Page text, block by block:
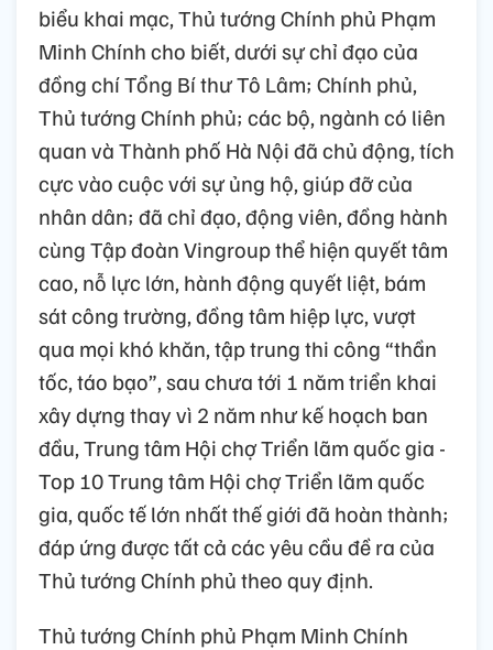
biểu khai mạc, Thủ tướng Chính phủ Phạm
Minh Chính cho biết, dưới sự chỉ đạo của
đồng chí Tổng Bí thư Tô Lâm; Chính phủ,
Thủ tướng Chính phủ; các bộ, ngành có liên
quan và Thành phố Hà Nội đã chủ động, tích
cực vào cuộc với sự ủng hộ, giúp đỡ của
nhân dân; đã chỉ đạo, động viên, đồng hành
cùng Tập đoàn Vingroup thể hiện quyết tâm
cao, nỗ lực lớn, hành động quyết liệt, bám
sát công trường, đồng tâm hiệp lực, vượt
qua mọi khó khăn, tập trung thi công “thần
tốc, táo bạo”, sau chưa tới 1 năm triển khai
xây dựng thay vì 2 năm như kế hoạch ban
đầu, Trung tâm Hội chợ Triển lãm quốc gia -
Top 10 Trung tâm Hội chợ Triển lãm quốc
gia, quốc tế lớn nhất thế giới đã hoàn thành;
đáp ứng được tất cả các yêu cầu đề ra của
Thủ tướng Chính phủ theo quy định.
Thủ tướng Chính phủ Phạm Minh Chính